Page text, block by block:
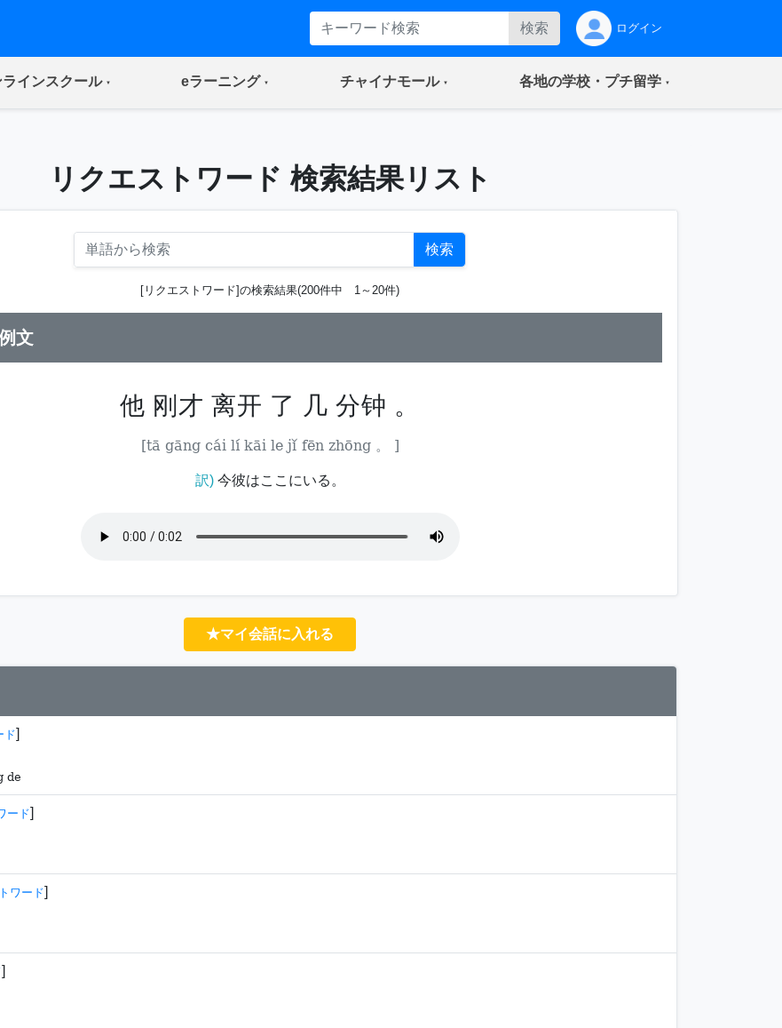
検索 ログイン
ラインスクール(current) eラーニング(current) チャイナモール(current) 各地の学校・プチ留学(current)
リクエストワード 検索結果リスト
検索
[リクエストワード]の検索結果(200件中 1～20件)
文
他 刚才 离开 了 几 分钟 。
[tā gāng cái lí kāi le jǐ fēn zhōng 。 ]
訳)今彼はここにいる。
★マイ会話に入れる
ド]
de
ード]
ワード]
]